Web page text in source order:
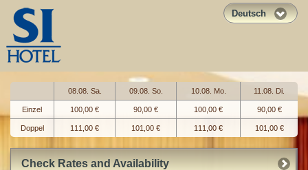
Deutsch
08.08. Sa. 09.08. So. 10.08. Mo. 11.08. Di.
Einzel 100,00 € 90,00 € 100,00 € 90,00 €
Doppel 111,00 € 101,00 € 111,00 € 101,00 €
Check Rates and Availability